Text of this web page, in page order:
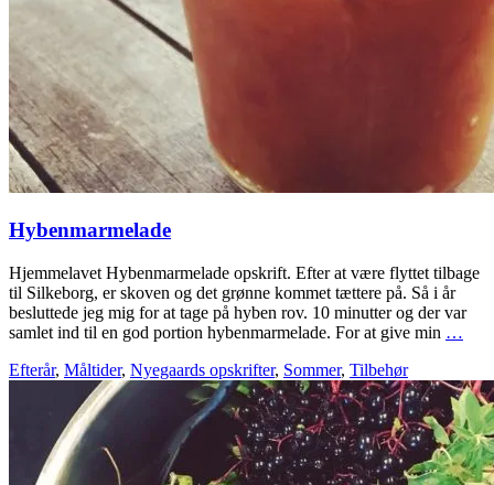
Hybenmarmelade
Hjemmelavet Hybenmarmelade opskrift. Efter at være flyttet tilbage
til Silkeborg, er skoven og det grønne kommet tættere på. Så i år
besluttede jeg mig for at tage på hyben rov. 10 minutter og der var
samlet ind til en god portion hybenmarmelade. For at give min …
Efterår, Måltider, Nyegaards opskrifter, Sommer, Tilbehør